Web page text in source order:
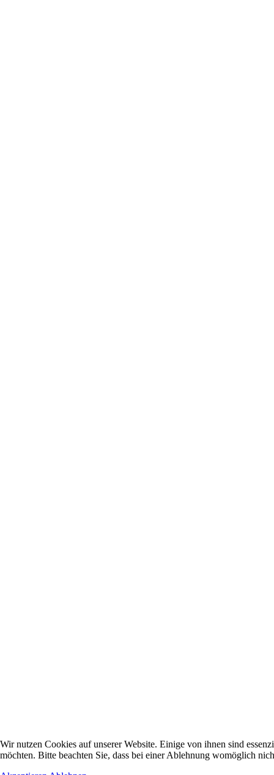
Wir nutzen Cookies auf unserer Website. Einige von ihnen sind
möchten. Bitte beachten Sie, dass bei einer Ablehnung womöglich